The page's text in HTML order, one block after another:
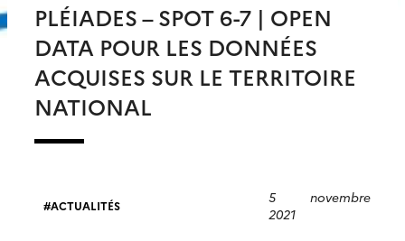
PLÉIADES – SPOT 6-7 | OPEN
DATA POUR LES DONNÉES
ACQUISES SUR LE TERRITOIRE
NATIONAL
ACTUALITÉS
5 novembre
2021